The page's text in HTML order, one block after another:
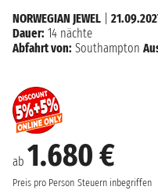
ab 1.680 €
Preis pro Person Steuern inbegriffen
NORWEGIAN JEWEL
Dauer: 14 nächte
Abfahrt von: Southampton